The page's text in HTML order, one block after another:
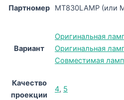
Партномер MT830LAMP (или
Вариант
Оригинальная
Оригинальная
Совместимая
Качество
проекции
4, 5